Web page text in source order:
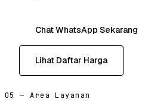
Chat WhatsApp Sekarang
Lihat Daftar Harga
05 — Area Layanan